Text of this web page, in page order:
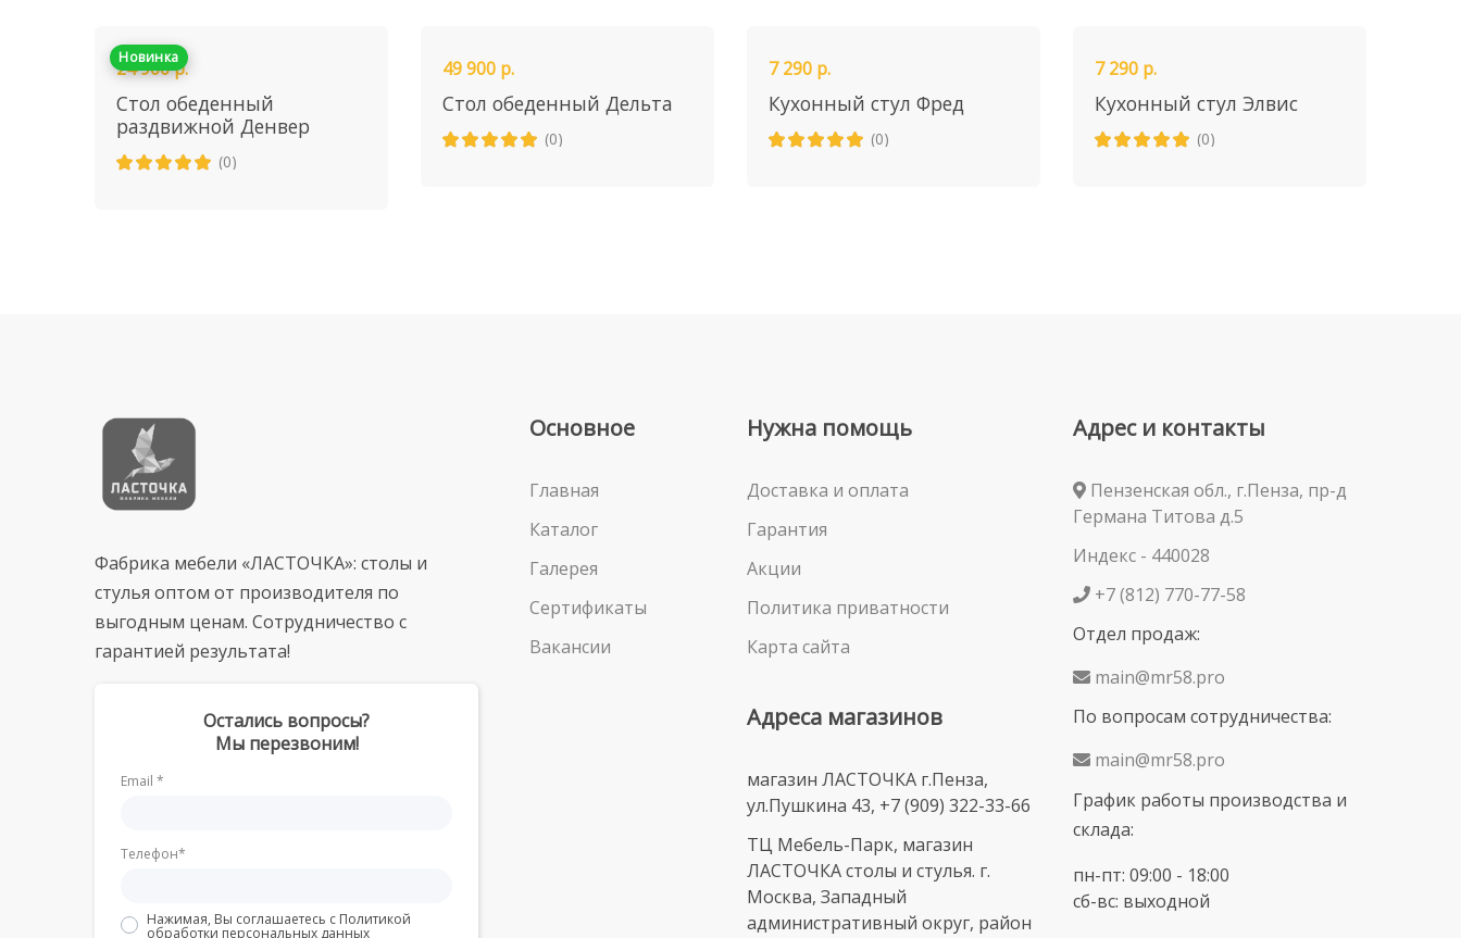
Новинка
24 900 р.
Стол обеденный
раздвижной Денвер
(0)
49 900 р.
Стол обеденный Дельта
(0)
7 290 р.
Кухонный стул Фред
(0)
7 290 р.
Кухонный стул Элвис
(0)
Фабрика мебели «ЛАСТОЧКА»: столы и
стулья оптом от производителя по
выгодным ценам. Сотрудничество с
гарантией результата!
Остались вопросы?
Мы перезвоним!
Email *
Телефон*
Нажимая, Вы соглашаетесь с Политикой
обработки персональных данных
Основное
Главная
Каталог
Галерея
Сертификаты
Вакансии
Нужна помощь
Доставка и оплата
Гарантия
Акции
Политика приватности
Карта сайта
Адреса магазинов
магазин ЛАСТОЧКА г.Пенза,
ул.Пушкина 43, +7 (909) 322-33-66
ТЦ Мебель-Парк, магазин
ЛАСТОЧКА столы и стулья. г.
Москва, Западный
административный округ, район
Адрес и контакты
Пензенская обл., г.Пенза, пр-д
Германа Титова д.5
Индекс - 440028
+7 (812) 770-77-58
Отдел продаж:
main@mr58.pro
По вопросам сотрудничества:
main@mr58.pro
График работы производства и
склада:
пн-пт: 09:00 - 18:00
сб-вс: выходной